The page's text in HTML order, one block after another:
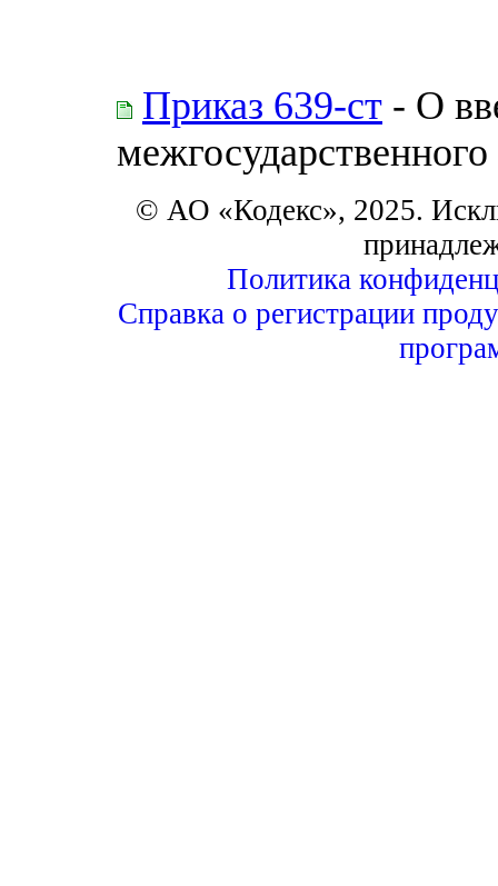
Приказ 639-ст - О
межгосударственного
© АО «Кодекс», 2025.
Политика
Справка о регистрации